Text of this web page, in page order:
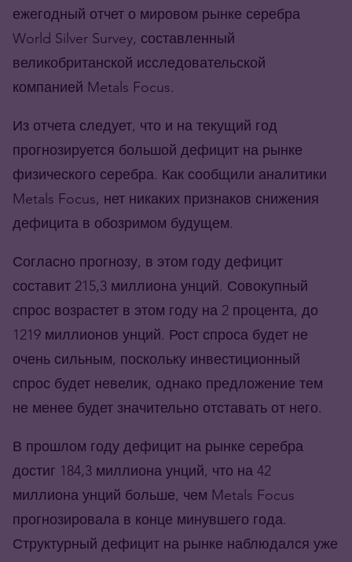
ежегодный отчет о мировом рынке серебра
World Silver Survey, составленный
великобританской исследовательской
компанией Metals Focus.
Из отчета следует, что и на текущий год
прогнозируется большой дефицит на рынке
физического серебра. Как сообщили аналитики
Metals Focus, нет никаких признаков снижения
дефицита в обозримом будущем.
Согласно прогнозу, в этом году дефицит
составит 215,3 миллиона унций. Совокупный
спрос возрастет в этом году на 2 процента, до
1219 миллионов унций. Рост спроса будет не
очень сильным, поскольку инвестиционный
спрос будет невелик, однако предложение тем
не менее будет значительно отставать от него.
В прошлом году дефицит на рынке серебра
достиг 184,3 миллиона унций, что на 42
миллиона унций больше, чем Metals Focus
прогнозировала в конце минувшего года.
Структурный дефицит на рынке наблюдался уже